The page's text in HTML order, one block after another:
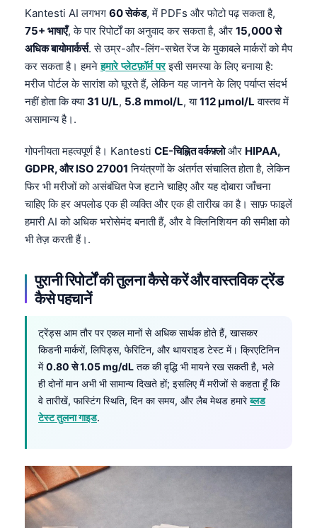
Kantesti AI लगभग 60 सेकंड, में PDFs और फोटो पढ़ सकता है,
75+ भाषाएँ, के पार रिपोर्टों का अनुवाद कर सकता है, और 15,000 से
अधिक बायोमार्कर्स. से उम्र-और-लिंग-सचेत रेंज के मुकाबले मार्करों को मैप
कर सकता है। हमनेहमारे प्लेटफ़ॉर्म परइसी समस्या के लिए बनाया है:
मरीज पोर्टल के सारांश को घूरते हैं, लेकिन यह जानने के लिए पर्याप्त संदर्भ
नहीं होता कि क्या 31 U/L, 5.8 mmol/L, या112 µmol/L वास्तव में
असामान्य है।.
गोपनीयता महत्वपूर्ण है। Kantesti CE-चिह्नित वर्कफ़्लोऔर HIPAA,
GDPR, और ISO 27001 नियंत्रणों के अंतर्गत संचालित होता है, लेकिन
फिर भी मरीजों को असंबंधित पेज हटाने चाहिए और यह दोबारा जाँचना
चाहिए कि हर अपलोड एक ही व्यक्ति और एक ही तारीख का है। साफ़ फाइलें
हमारी AI को अधिक भरोसेमंद बनाती हैं, और वे क्लिनिशियन की समीक्षा को
भी तेज़ करती हैं।.
पुरानी रिपोर्टों की तुलना कैसे करें और वास्तविक ट्रेंड
कैसे पहचानें
ट्रेंड्स आम तौर पर एकल मानों से अधिक सार्थक होते हैं, खासकर
किडनी मार्करों, लिपिड्स, फेरिटिन, और थायराइड टेस्ट में। क्रिएटिनिन
में0.80 से 1.05 mg/dL तक की वृद्धि भी मायने रख सकती है, भले
ही दोनों मान अभी भी सामान्य दिखते हों; इसलिए मैं मरीजों से कहता हूँ कि
वे तारीखें, फास्टिंग स्थिति, दिन का समय, और लैब मेथड हमारेब्लड
टेस्ट तुलना गाइड.
മലയാളം
Tiếng Việt
Tagalog
ไทย
ဗမာစာ
ភាសាខ្មែរ
አማርኛ
O‘zbekcha
Català
Қазақ тілі
Suomi
Hrvatski
Slovenčina
كوردی‎
پښتو
سنڌي
සිංහල
অসমীয়া